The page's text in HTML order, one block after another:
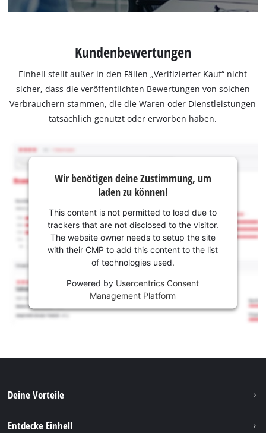
Kundenbewertungen
Einhell stellt außer in den Fällen „Verifizierter Kauf“ nicht
sicher, dass die veröffentlichten Bewertungen von solchen
Verbrauchern stammen, die die Waren oder Dienstleistungen
tatsächlich genutzt oder erworben haben.
Wir benötigen deine Zustimmung, um
laden zu können!
This content is not permitted to load due to
trackers that are not disclosed to the visitor.
The website owner needs to setup the site
with their CMP to add this content to the list
of technologies used.
Powered by Usercentrics Consent
Management Platform
Deine Vorteile
Entdecke Einhell